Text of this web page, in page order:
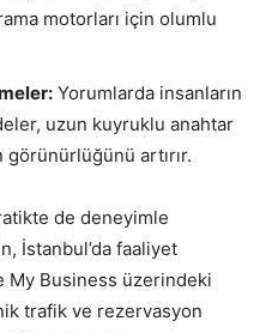
motorları için olumlu
Yorumlarda insanların
uzun kuyruklu anahtar
görünürlüğünü artırır.
de deneyimle
İstanbul’da faaliyet
My Business üzerindeki
trafik ve rezervasyon